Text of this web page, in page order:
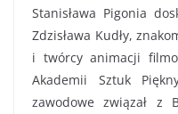
Stanisława Pigonia
Zdzisława Kudły,
i twórcy animacji
Akademii Sztuk
zawodowe związał z